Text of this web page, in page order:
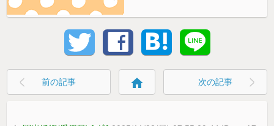
前の記事 home 次の記事